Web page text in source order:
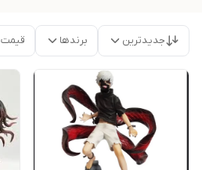
جدیدترین برندها قیمت